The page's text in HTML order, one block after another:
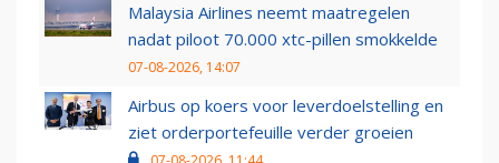
Malaysia Airlines neemt maatregelen
nadat piloot 70.000 xtc-pillen smokkelde
07-08-2026, 14:07
Airbus op koers voor leverdoelstelling en
ziet orderportefeuille verder groeien